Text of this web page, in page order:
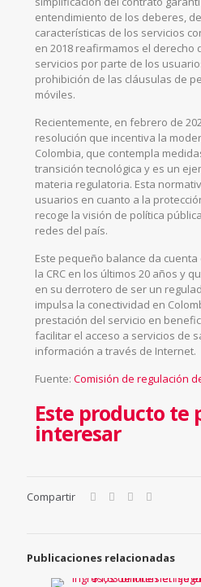
entendimiento de los deberes,
características de los servicios
en 2018 reafirmamos el derecho
servicios por parte de los
prohibición de las cláusulas de
móviles.
Recientemente, en febrero de
resolución que incentiva la
Colombia, que contempla
transición tecnológica y es un
materia regulatoria. Esta
usuarios en cuanto a la
recoge la visión de política
redes del país.
Este pequeño balance da
la CRC en los últimos 20 años y
en su derrotero de ser un
impulsa la conectividad en
prestación del servicio en
facilitar el acceso a servicios de
información a través de Internet.
Fuente: Comisión de regulación
Este producto te
interesar
Compartir
Publicaciones relacionadas